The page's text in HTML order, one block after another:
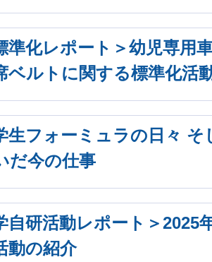
準化レポート＞幼児専用
ベルトに関する標準化活
生フォーミュラの日々
だ今の仕事
自研活動レポート＞2025
動の紹介